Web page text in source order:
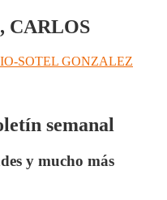
CARLOS
SOTEL GONZALEZ
semanal
y mucho más